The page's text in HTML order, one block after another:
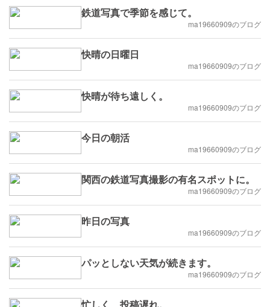
鉄道写真で季節を感じて。
ma19660909のブログ
快晴の日曜日
ma19660909のブログ
快晴が待ち遠しく。
ma19660909のブログ
今日の朝活
ma19660909のブログ
関西の鉄道写真撮影の有名スポットに。
ma19660909のブログ
昨日の写真
ma19660909のブログ
パッとしない天気が続きます。
ma19660909のブログ